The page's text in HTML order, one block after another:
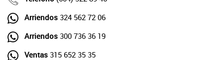
Arriendos 324 562 72 06
Arriendos 300 736 36 19
Ventas 315 652 35 35